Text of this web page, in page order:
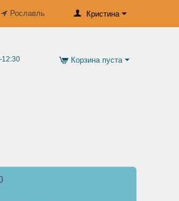
Рославль Кристина
12:30 Корзина пуста